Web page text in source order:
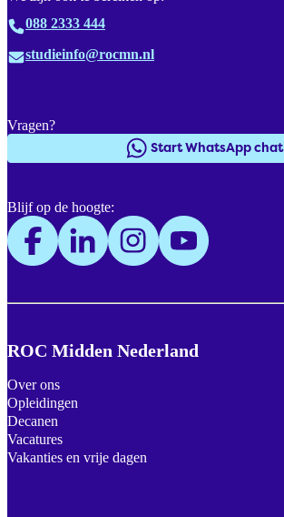
088 2333 444
studieinfo@rocmn.nl
ROC Midden Nederland
Over ons
Opleidingen
Decanen
Vacatures
Vakanties en vrije dagen
Vragen?
Start WhatsApp chat
Blijf op de hoogte: